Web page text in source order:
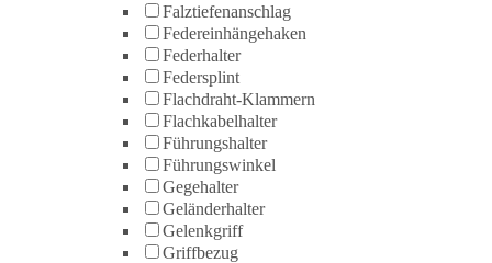
Falztiefenanschlag
Federeinhängehaken
Federhalter
Federsplint
Flachdraht-Klammern
Flachkabelhalter
Führungshalter
Führungswinkel
Gegehalter
Geländerhalter
Gelenkgriff
Griffbezug